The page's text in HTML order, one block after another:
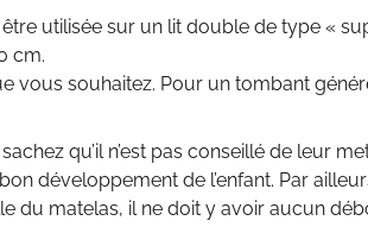
utilisée sur un lit double de type «
cm.
vous souhaitez. Pour un tombant
qu’il n’est pas conseillé de leur
développement de l’enfant. Par
du matelas, il ne doit y avoir aucun